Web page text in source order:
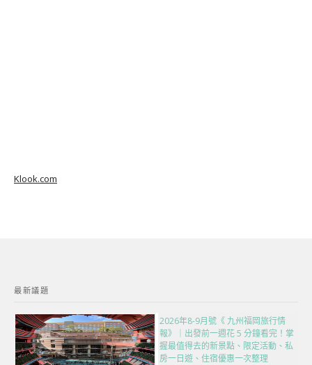
Klook.com
最新議題
2026年8-9月號《 九州福岡旅行情
報》｜出發前一週花 5 分鐘看完！掌
握最值得去的新景點、限定活動、私
房一日遊、住宿優惠一次整理